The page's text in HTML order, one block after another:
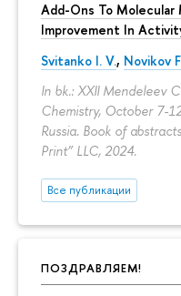
Add-Ons To
Improvement In
Svitanko I. V., Novikov
In bk.: XXII Mendeleev
Chemistry, October 7-
Russia. Book of
Print” LLC, 2024.
Все публикации
ПОЗДРАВЛЯЕМ!